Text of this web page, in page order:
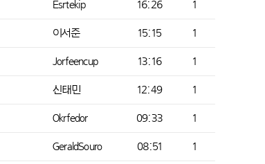
Esrtekip 16:26 1
이서준 15:15 1
Jorfeencup 13:16 1
신태민 12:49 1
Okrfedor 09:33 1
GeraldSouro 08:51 1